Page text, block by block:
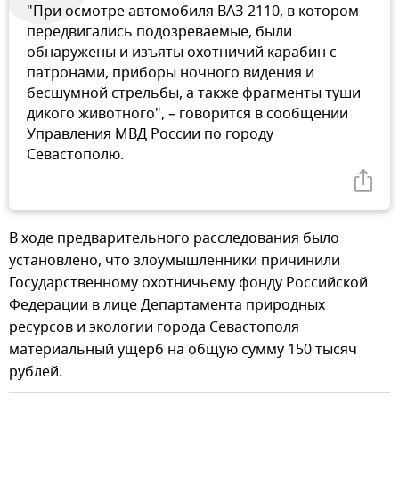
"При осмотре автомобиля ВАЗ-2110, в котором
передвигались подозреваемые, были
обнаружены и изъяты охотничий карабин с
патронами, приборы ночного видения и
бесшумной стрельбы, а также фрагменты туши
дикого животного", – говорится в сообщении
Управления МВД России по городу
Севастополю.
В ходе предварительного расследования было
установлено, что злоумышленники причинили
Государственному охотничьему фонду Российской
Федерации в лице Департамента природных
ресурсов и экологии города Севастополя
материальный ущерб на общую сумму 150 тысяч
рублей.